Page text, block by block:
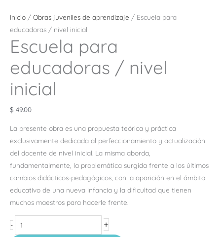
Inicio / Obras juveniles de aprendizaje / Escuela para
educadoras / nivel inicial
Escuela para
educadoras / nivel
inicial
$ 49.00
La presente obra es una propuesta teórica y práctica
exclusivamente dedicada al perfeccionamiento y actualización
del docente de nivel inicial. La misma aborda,
fundamentalmente, la problemática surgida frente a los últimos
cambios didácticos-pedagógicos, con la aparición en el ámbito
educativo de una nueva infancia y la dificultad que tienen
muchos maestros para hacerle frente.
- +